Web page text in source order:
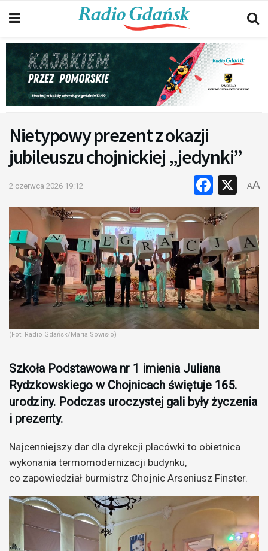
Nietypowy prezent z okazji
jubileuszu chojnickiej „jedynki”
2 czerwca 2026 19:12 X
AA
(Fot. Radio Gdańsk/Maria Sowisło)
Szkoła Podstawowa nr 1 imienia Juliana
Rydzkowskiego w Chojnicach świętuje 165.
urodziny. Podczas uroczystej gali były życzenia
i prezenty.
Najcenniejszy dar dla dyrekcji placówki to obietnica
wykonania termomodernizacji budynku,
co zapowiedział burmistrz Chojnic Arseniusz Finster.